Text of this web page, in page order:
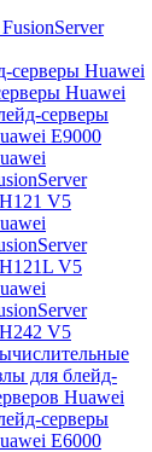
Huawei
серверы
E9000
V5
V5
V5
для блейд-
Huawei
серверы
E6000